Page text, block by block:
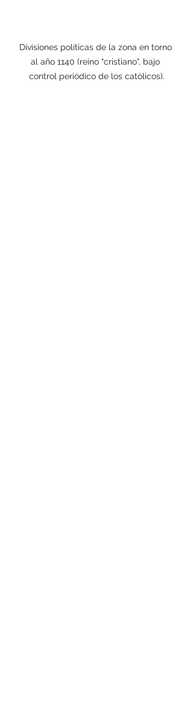
Divisiones políticas de la zona en torno
al año 1140 (reino "cristiano", bajo
control periódico de los católicos).